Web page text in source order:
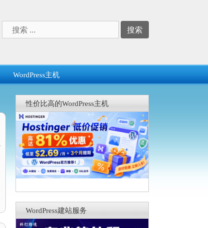
索：
WordPress主机
性价比高的WordPress主机
WordPress建站服务